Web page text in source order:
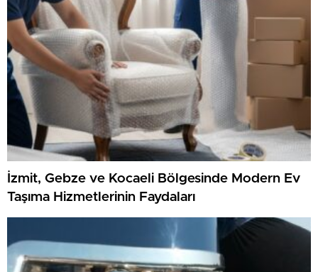
İzmit, Gebze ve Kocaeli Bölgesinde Modern Ev
Taşıma Hizmetlerinin Faydaları